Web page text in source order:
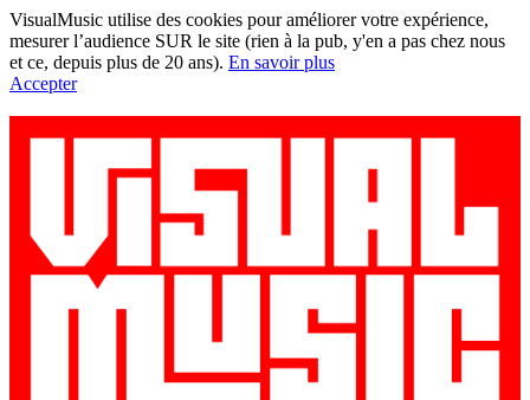
VisualMusic utilise des cookies pour améliorer votre expérience,
mesurer l’audience SUR le site (rien à la pub, y'en a pas chez nous
et ce, depuis plus de 20 ans). En savoir plus
Accepter